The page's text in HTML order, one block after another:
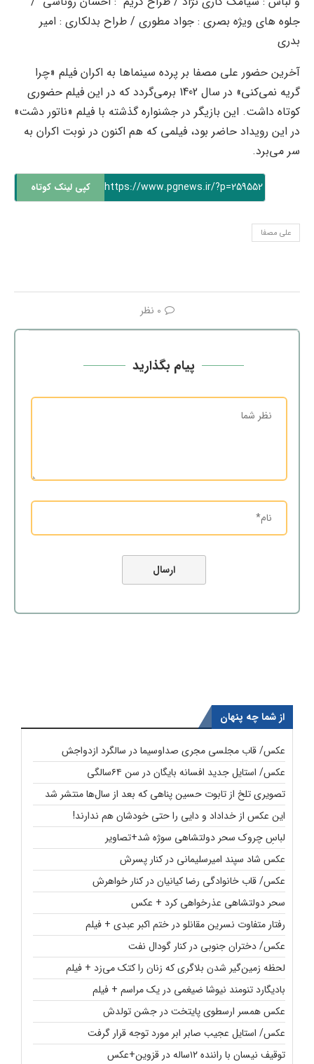
جلوه های ویژه بصری : جواد مطوری / طراح بدلکاری : امیر
بدری
آخرین حضور علی مصفا بر پرده سینماها به اکران فیلم «چرا
گریه نمی‌کنی» در سال 1402 برمی‌گردد که در این فیلم حضوری
کوتاه داشت. این بازیگر در جشنواره گذشته با فیلم «ناتور دشت»
در این رویداد حاضر بود، فیلمی که هم اکنون در نوبت اکران به
سر می‌برد.
https://www.pgnews.ir/?p=259552 کپی لینک کوتاه
علی مصفا
0 نظر
پیام بگذارید
از شما چه پنهان
عکس/ قاب مجلسی مجری صداوسیما در سالگرد ازدواجش
عکس/ استایل جدید افسانه بایگان در سن ۶۴سالگی
تصویری تلخ از تابوت حسین پناهی که بعد از سال‌ها منتشر شد
این عکس از خداداد و دایی را حتی خودشان هم ندارند!
لباسِ چروک سحر دولتشاهی سوژه شد+تصاویر
عکس شاد سپند امیرسلیمانی در کنار پسرش
عکس/ قاب خانوادگی رضا کیانیان در کنار خواهرش
سحر دولتشاهی عذرخواهی کرد + عکس
رفتار متفاوت نسرین مقانلو در ختم اکبر عبدی + فیلم
عکس/ دختران جنوبی در کنار گودال نفت
لحظه زمین‌گیر شدن بلاگری که زنان را کتک می‌زد + فیلم
بادیگارد تنومند نیوشا ضیغمی در یک مراسم + فیلم
عکس همسر ارسطوی پایتخت در جشن تولدش
عکس/ استایل عجیب صابر ابر مورد توجه قرار گرفت
توقیف نیسان با راننده ۱۲ساله در قزوین+عکس